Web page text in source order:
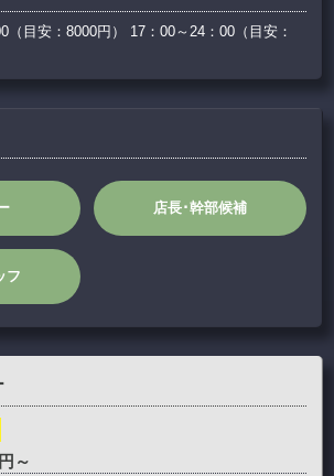
（目安：8000円） 17：00～24：00（目安：
店長･幹部候補
フ
～